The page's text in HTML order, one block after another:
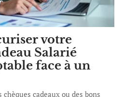
votre
Salarié
face à un
cadeaux ou des bons